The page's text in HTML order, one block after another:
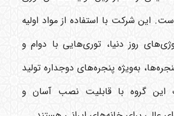
این شرکت با استفاده از مواد اولیه
روز دنیا، توری‌هایی با دوام و
به‌ویژه پنجره‌های دوجداره تولید
این گروه با قابلیت نصب آسان و